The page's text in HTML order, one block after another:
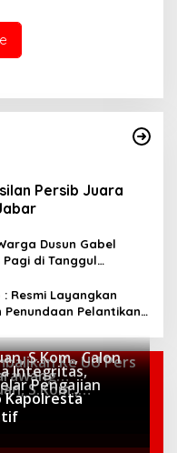
Berjalan Kondusif
Persib Juara
Dusun Gabel
Pagi di Tanggul
Resmi Layangkan
Pelantikan
Kerja JTK
Ke UU Pers
S.Kom., Calon
Integritas,
S.Kom.,
PDIP
Pengajian
Kapolresta